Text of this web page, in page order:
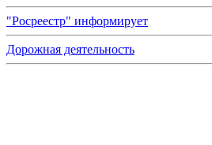
"Росреестр" информирует
Дорожная деятельность